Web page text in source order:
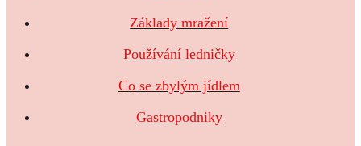
Základy mražení
Používání ledničky
Co se zbylým jídlem
Gastropodniky